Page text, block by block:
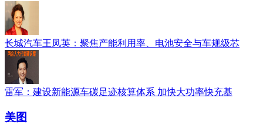
长城汽车王凤英：聚焦产能利用率、电池安全与车规级芯
雷军：建设新能源车碳足迹核算体系 加快大功率快充基
美图